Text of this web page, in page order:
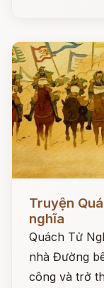
Truyện
nghĩa
Quách Tử
nhà Đường
công và trở